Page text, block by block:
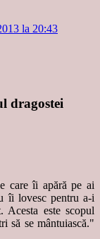
la 20:43
dragostei
care îi apără pe ai
îi lovesc pentru a-i
este scopul
să se mântuiască."